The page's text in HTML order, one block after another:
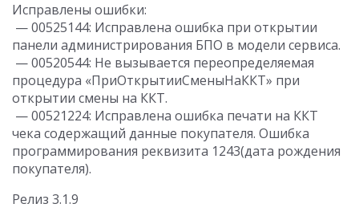
Исправлены ошибки:
— 00525144: Исправлена ошибка при открытии
панели администрирования БПО в модели сервиса.
— 00520544: Не вызывается переопределяемая
процедура «ПриОткрытииСменыНаККТ» при
открытии смены на ККТ.
— 00521224: Исправлена ошибка печати на ККТ
чека содержащий данные покупателя. Ошибка
программирования реквизита 1243(дата рождения
покупателя).
Релиз 3.1.9